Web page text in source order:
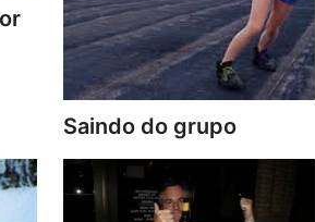
Saindo do grupo